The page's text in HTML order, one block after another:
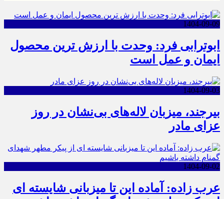
1404-09-09
ابوترابی فرد: وحدت با ارزش ترین محصول
ایمان و عمل است
1404-09-03
بیرجند، میزبان لاله‌های بی‌نشان در روز
عزای مادر
1404-09-02
عرب زاده: آماده این تا میزبانی شایسته ای